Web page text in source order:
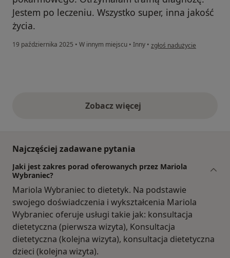
Jestem po leczeniu. Wszystko super, inna jakość
życia.
19 października 2025 • W innym miejscu • Inny • w opinii użytkownika Kasia
zgłoś nadużycie
Zobacz więcejopinie powyżej
Najczęściej zadawane pytania
Jaki jest zakres porad oferowanych przez Mariola
Wybraniec?
Mariola Wybraniec to dietetyk. Na podstawie
swojego doświadczenia i wykształcenia Mariola
Wybraniec oferuje usługi takie jak: konsultacja
dietetyczna (pierwsza wizyta), Konsultacja
dietetyczna (kolejna wizyta), konsultacja dietetyczna
dzieci (kolejna wizyta).